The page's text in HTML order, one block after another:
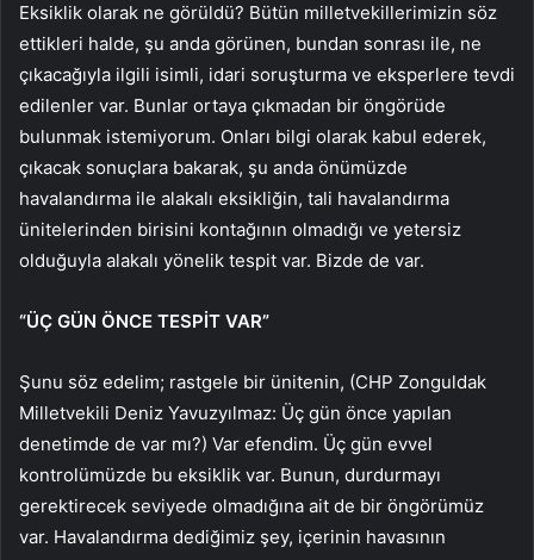
Eksiklik olarak ne görüldü? Bütün milletvekillerimizin söz
ettikleri halde, şu anda görünen, bundan sonrası ile, ne
çıkacağıyla ilgili isimli, idari soruşturma ve eksperlere tevdi
edilenler var. Bunlar ortaya çıkmadan bir öngörüde
bulunmak istemiyorum. Onları bilgi olarak kabul ederek,
çıkacak sonuçlara bakarak, şu anda önümüzde
havalandırma ile alakalı eksikliğin, tali havalandırma
ünitelerinden birisini kontağının olmadığı ve yetersiz
olduğuyla alakalı yönelik tespit var. Bizde de var.
“ÜÇ GÜN ÖNCE TESPİT VAR”
Şunu söz edelim; rastgele bir ünitenin, (CHP Zonguldak
Milletvekili Deniz Yavuzyılmaz: Üç gün önce yapılan
denetimde de var mı?) Var efendim. Üç gün evvel
kontrolümüzde bu eksiklik var. Bunun, durdurmayı
gerektirecek seviyede olmadığına ait de bir öngörümüz
var. Havalandırma dediğimiz şey, içerinin havasının